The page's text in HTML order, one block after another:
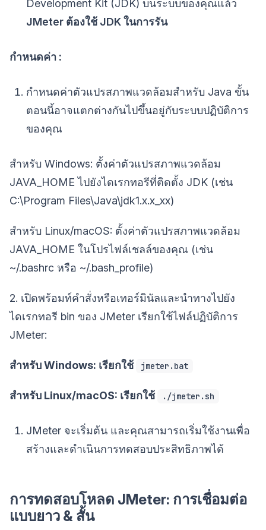
Development Kit (JDK) บนระบบของคุณแล้ว
JMeter ต้องใช้ JDK ในการรัน
กำหนดค่า :
กำหนดค่าตัวแปรสภาพแวดล้อมสำหรับ Java ขั้น
ตอนนี้อาจแตกต่างกันไปขึ้นอยู่กับระบบปฏิบัติการ
ของคุณ
สำหรับ Windows: ตั้งค่าตัวแปรสภาพแวดล้อม
JAVA_HOME ไปยังไดเรกทอรีที่ติดตั้ง JDK (เช่น
C:\Program Files\Java\jdk1.x.x_xx)
สำหรับ Linux/macOS: ตั้งค่าตัวแปรสภาพแวดล้อม
JAVA_HOME ในโปรไฟล์เชลล์ของคุณ (เช่น
~/.bashrc หรือ ~/.bash_profile)
2. เปิดพร้อมท์คำสั่งหรือเทอร์มินัลและนำทางไปยัง
ไดเรกทอรี bin ของ JMeter เรียกใช้ไฟล์ปฏิบัติการ
JMeter:
สำหรับ Windows: เรียกใช้ jmeter.bat
สำหรับ Linux/macOS: เรียกใช้ ./jmeter.sh
JMeter จะเริ่มต้น และคุณสามารถเริ่มใช้งานเพื่อ
สร้างและดำเนินการทดสอบประสิทธิภาพได้
การทดสอบโหลด JMeter: การเชื่อมต่อ
แบบยาว & สั้น